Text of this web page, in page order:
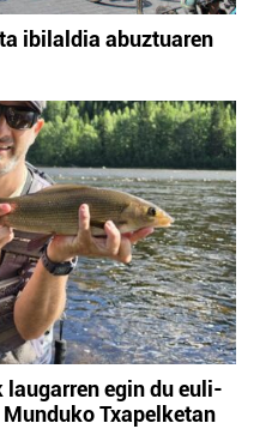
ibilaldia abuztuaren
egin du euli-
Txapelketan